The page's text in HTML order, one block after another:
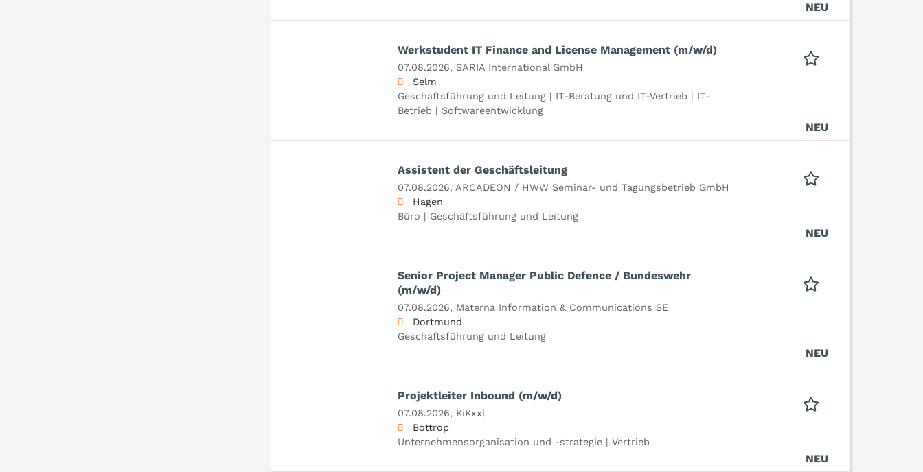
NEU
Werkstudent IT Finance and License Management (m/w/d)
07.08.2026, SARIA International GmbH
Selm
Geschäftsführung und Leitung | IT-Beratung und IT-Vertrieb | IT-
Betrieb | Softwareentwicklung
NEU
Assistent der Geschäftsleitung
07.08.2026, ARCADEON / HWW Seminar- und Tagungsbetrieb GmbH
Hagen
Büro | Geschäftsführung und Leitung
NEU
Senior Project Manager Public Defence / Bundeswehr
(m/w/d)
07.08.2026, Materna Information & Communications SE
Dortmund
Geschäftsführung und Leitung
NEU
Projektleiter Inbound (m/w/d)
07.08.2026, KiKxxl
Bottrop
Unternehmensorganisation und -strategie | Vertrieb
NEU